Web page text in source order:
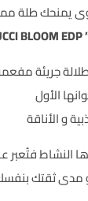
يمنحك طلة
”
جريئة
الأول
و الأناقة
النشاط
ثقتك